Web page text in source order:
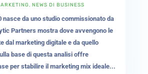
, NEWS DI BUSINESS
nasce da uno studio commissionato da
Partners mostra dove avvengono le
dal marketing digitale e da quello
base di questa analisi offre
per stabilire il marketing mix ideale...